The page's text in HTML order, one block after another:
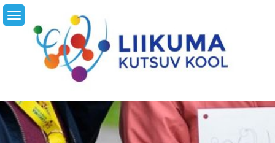
Skip
to
content